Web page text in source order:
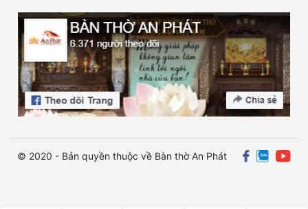
© 2020 - Bản quyền thuộc về Bàn thờ An Phát